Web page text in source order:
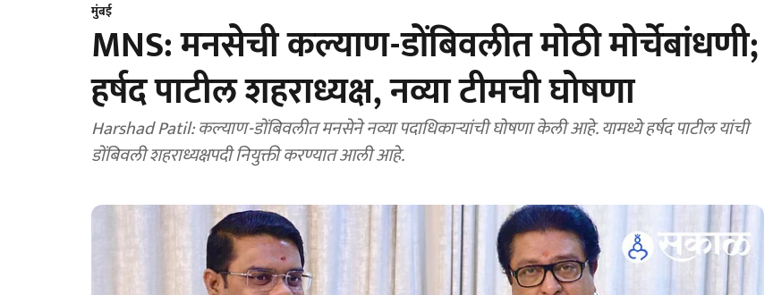
मुंबई
MNS: मनसेची कल्याण-डोंबिवलीत मोठी मोर्चेबांधणी;
हर्षद पाटील शहराध्यक्ष, नव्या टीमची घोषणा
Harshad Patil: कल्याण-डोंबिवलीत मनसेने नव्या पदाधिकाऱ्यांची घोषणा केली आहे. यामध्ये हर्षद पाटील यांची
डोंबिवली शहराध्यक्षपदी नियुक्ती करण्यात आली आहे.